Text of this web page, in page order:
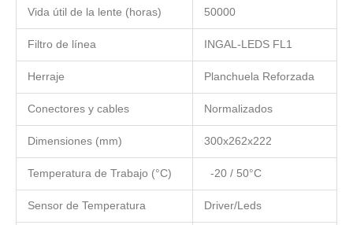
Vida útil de la lente (horas) 50000
Filtro de línea INGAL-LEDS FL1
Herraje Planchuela Reforzada
Conectores y cables Normalizados
Dimensiones (mm) 300x262x222
Temperatura de Trabajo (°C) -20 / 50°C
Sensor de Temperatura Driver/Leds